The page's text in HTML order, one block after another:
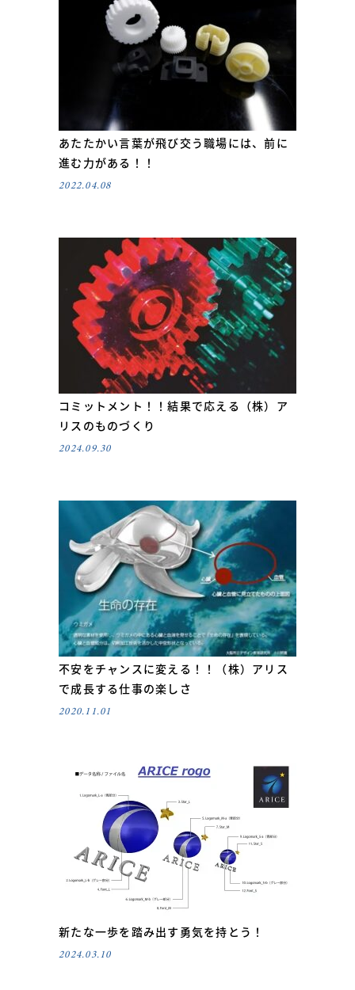
あたたかい言葉が飛び交う職場には、前に
進む力がある！！
2022.04.08
コミットメント！！結果で応える（株）ア
リスのものづくり
2024.09.30
不安をチャンスに変える！！（株）アリス
で成長する仕事の楽しさ
2020.11.01
新たな一歩を踏み出す勇気を持とう！
2024.03.10